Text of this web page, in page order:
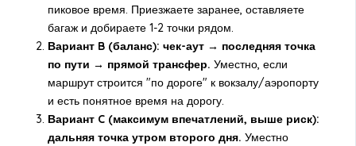
пиковое время. Приезжаете заранее, оставляете
багаж и добираете 1-2 точки рядом.
Вариант B (баланс): чек-аут → последняя точка
по пути → прямой трансфер. Уместно, если
маршрут строится "по дороге" к вокзалу/аэропорту
и есть понятное время на дорогу.
Вариант C (максимум впечатлений, выше риск):
дальняя точка утром второго дня. Уместно